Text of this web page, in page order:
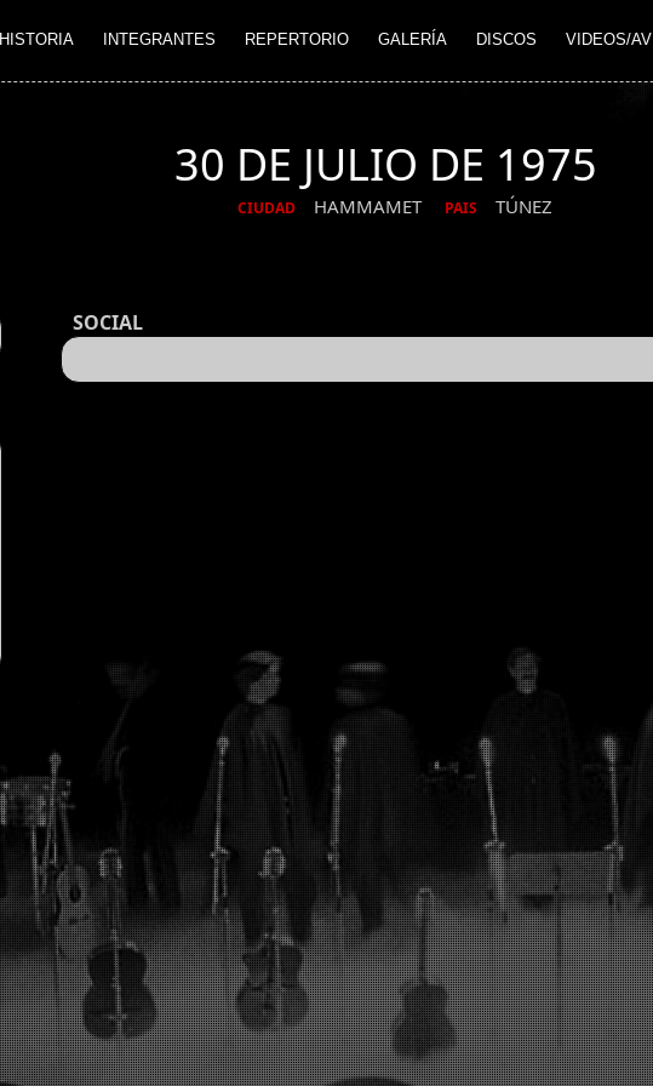
HISTORIA INTEGRANTES REPERTORIO GALERÍA DISCOS VIDEOS/AV
30 DE JULIO DE 1975
CIUDAD HAMMAMET PAIS TÚNEZ
SOCIAL